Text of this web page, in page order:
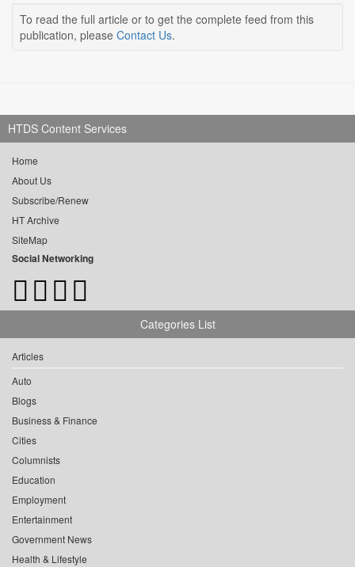
To read the full article or to get the complete feed from this
publication, please Contact Us.
HTDS Content Services
Home
About Us
Subscribe/Renew
HT Archive
SiteMap
Social Networking
Categories List
Articles
Auto
Blogs
Business & Finance
Cities
Columnists
Education
Employment
Entertainment
Government News
Health & Lifestyle